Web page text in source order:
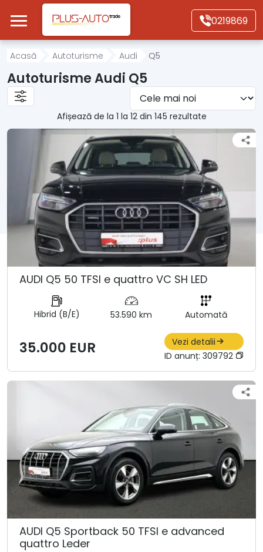
Mergi direct la conținutul principal
0219869
Acasă
Autoturisme
Motociclete
Autoutilitare
Alte tipuri vehicule
Despre Noi
Contact
Acasă Autoturisme Audi Q5
Autoturisme Audi Q5
Afișează de la 1 la 12 din 145 rezultate
AUDI Q5 50 TFSI e quattro VC SH LED
Hibrid (B/E) 53.590 km Automată
35.000 EUR
Vezi detalii
ID anunț: 309792
AUDI Q5 Sportback 50 TFSI e advanced
quattro Leder